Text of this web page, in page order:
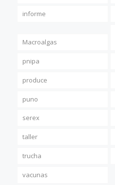
informe
Macroalgas
pnipa
produce
puno
serex
taller
trucha
vacunas